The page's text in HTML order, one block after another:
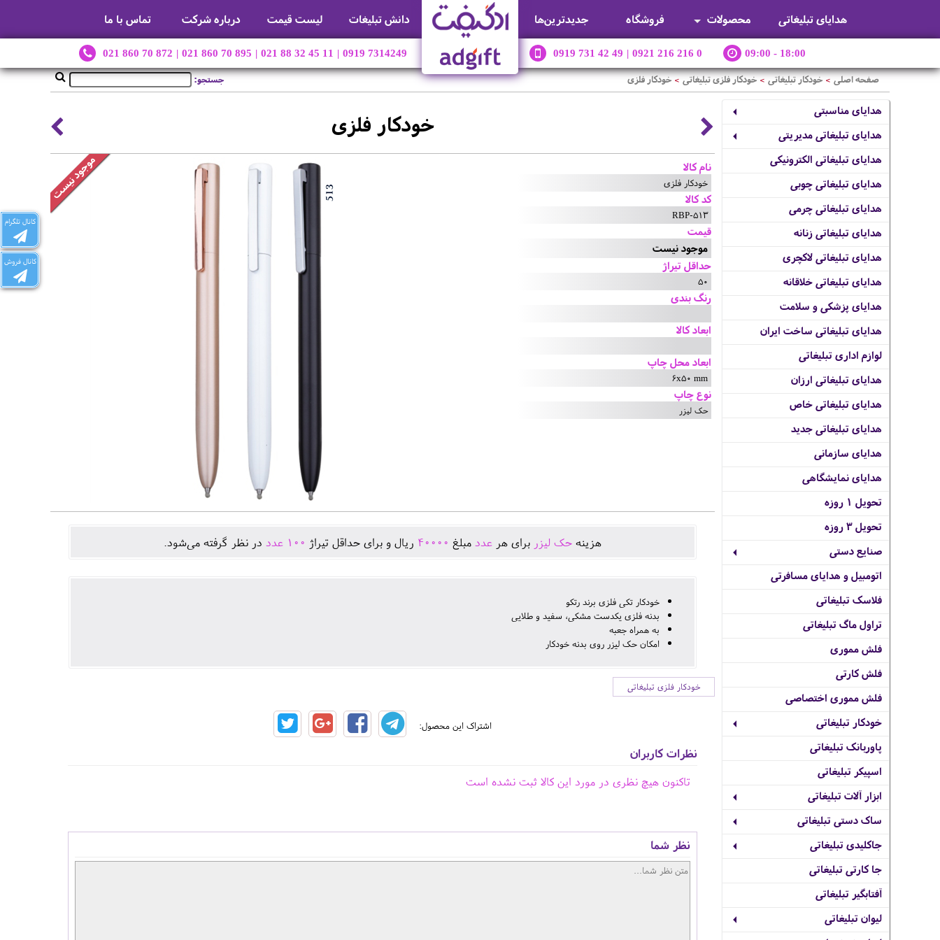
هدایای تبلیغاتی محصولات فروشگاه جديدترين‌ها دانش تبلیغات لیست قیمت درباره شرکت تماس با ما
021 860 70 872 | 021 860 70 895 | 021 88 32 45 11 | 0919 7314249 0919 731 42 49 | 0921 216 216 0 09:00 - 18:00
کانال تلگرام
کانال فروش
جستجو: صفحه اصلی > خودکار تبلیغاتی > خودکار فلزی تبلیغاتی > خودکار فلزی
هدایای مناسبتی
هدایای تبلیغاتی مدیریتی
هدایای تبلیغاتی الکترونیکی
هدایای تبلیغاتی چوبی
هدایای تبلیغاتی چرمی
هدایای تبلیغاتی زنانه
هدایای تبلیغاتی لاکچری
هدایای تبلیغاتی خلاقانه
هدایای پزشکی و سلامت
هدایای تبلیغاتی ساخت ایران
لوازم اداری تبلیغاتی
هدایای تبلیغاتی ارزان
هدایای تبلیغاتی خاص
هدایای تبلیغاتی جدید
هدایای سازمانی
هدایای نمایشگاهی
تحویل 1 روزه
تحویل 3 روزه
صنایع دستی
اتومبیل و هدایای مسافرتی
فلاسک تبلیغاتی
تراول ماگ تبلیغاتی
فلش مموری
فلش کارتی
فلش مموری اختصاصی
خودکار تبلیغاتی
پاوربانک تبلیغاتی
اسپیکر تبلیغاتی
ابزار آلات تبلیغاتی
ساک دستی تبلیغاتی
جاکلیدی تبلیغاتی
جا کارتی تبلیغاتی
آفتابگیر تبلیغاتی
لیوان تبلیغاتی
خودکار فلزی
نام کالا
خودکار فلزی
کد کالا
RBP-513
قیمت
موجود نیست
حداقل تیراژ
50
رنگ بندی
ابعاد کالا
ابعاد محل چاپ
6x50 mm
نوع چاپ
حک لیزر
هزينه حک لیزر برای هر عدد مبلغ 40000 ريال و برای حداقل تيراژ 100 عدد در نظر گرفته می‌شود.
خودکار تکی فلزی برند رتکو
بدنه فلزی یکدست مشکی، سفید و طلایی
به همراه جعبه
امکان حک لیزر روی بدنه خودکار
خودکار فلزی تبلیغاتی
اشتراک این محصول:
نظرات کاربران
تاکنون هیچ نظری در مورد این کالا ثبت نشده است
نظر شما